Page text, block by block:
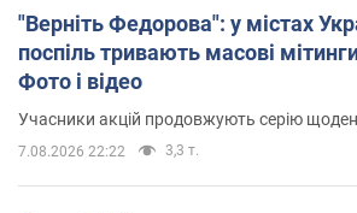
"Верніть Федорова": у містах
поспіль тривають масові
Фото і відео
Учасники акцій продовжують серію
7.08.2026 22:22 3,3 т.